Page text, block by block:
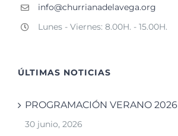
info@churrianadelavega.org
Lunes - Viernes: 8.00H. - 15.00H.
ÚLTIMAS NOTICIAS
PROGRAMACIÓN VERANO 2026
30 junio, 2026